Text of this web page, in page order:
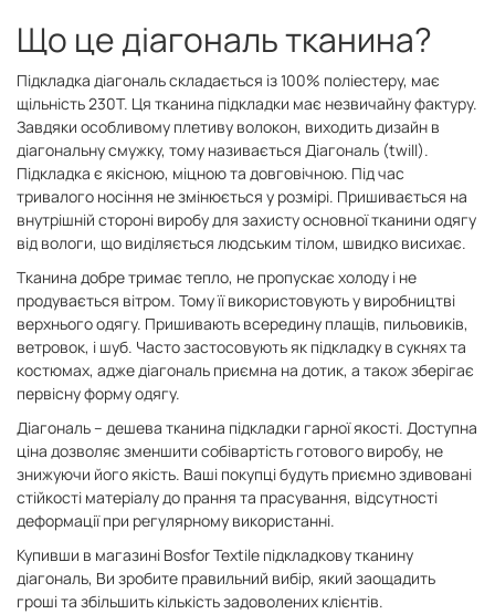
Що це діагональ тканина?
Підкладка діагональ складається із 100% поліестеру, має
щільність 230Т. Ця тканина підкладки має незвичайну фактуру.
Завдяки особливому плетиву волокон, виходить дизайн в
діагональну смужку, тому називається Діагональ (twill).
Підкладка є якісною, міцною та довговічною. Під час
тривалого носіння не змінюється у розмірі. Пришивається на
внутрішній стороні виробу для захисту основної тканини одягу
від вологи, що виділяється людським тілом, швидко висихає.
Тканина добре тримає тепло, не пропускає холоду і не
продувається вітром. Тому її використовують у виробництві
верхнього одягу. Пришивають всередину плащів, пильовиків,
ветровок, і шуб. Часто застосовують як підкладку в сукнях та
костюмах, адже діагональ приємна на дотик, а також зберігає
первісну форму одягу.
Діагональ – дешева тканина підкладки гарної якості. Доступна
ціна дозволяє зменшити собівартість готового виробу, не
знижуючи його якість. Ваші покупці будуть приємно здивовані
стійкості матеріалу до прання та прасування, відсутності
деформації при регулярному використанні.
Купивши в магазині Bosfor Textile підкладкову тканину
діагональ, Ви зробите правильний вибір, який заощадить
гроші та збільшить кількість задоволених клієнтів.